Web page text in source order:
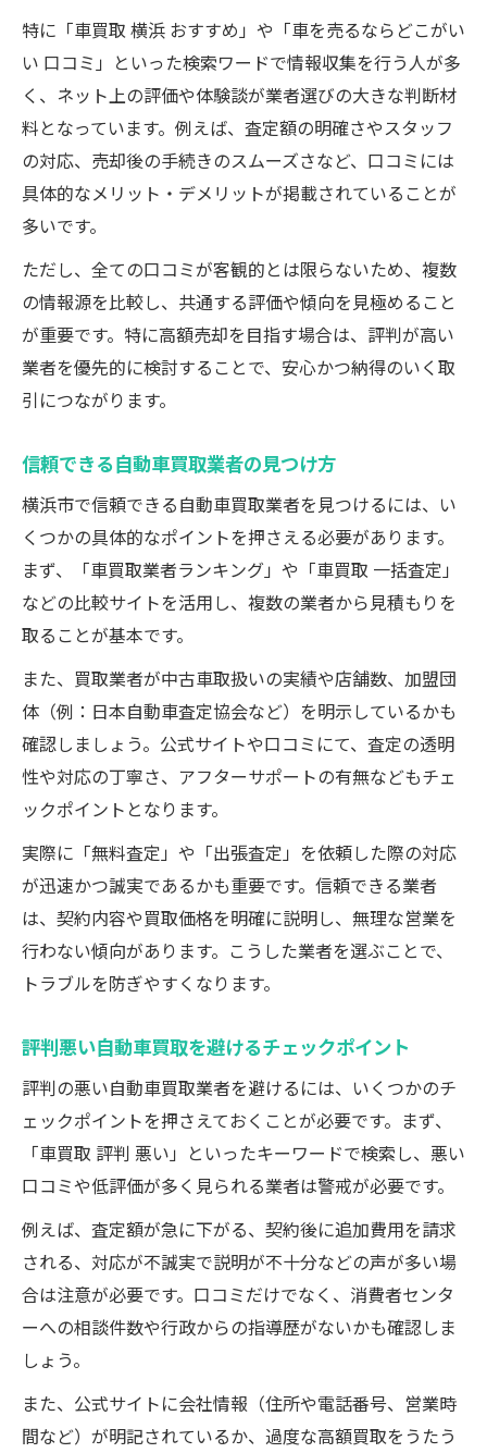
特に「車買取 横浜 おすすめ」や「車を売るならどこがい
い 口コミ」といった検索ワードで情報収集を行う人が多
く、ネット上の評価や体験談が業者選びの大きな判断材
料となっています。例えば、査定額の明確さやスタッフ
の対応、売却後の手続きのスムーズさなど、口コミには
具体的なメリット・デメリットが掲載されていることが
多いです。
ただし、全ての口コミが客観的とは限らないため、複数
の情報源を比較し、共通する評価や傾向を見極めること
が重要です。特に高額売却を目指す場合は、評判が高い
業者を優先的に検討することで、安心かつ納得のいく取
引につながります。
信頼できる自動車買取業者の見つけ方
横浜市で信頼できる自動車買取業者を見つけるには、い
くつかの具体的なポイントを押さえる必要があります。
まず、「車買取業者ランキング」や「車買取 一括査定」
などの比較サイトを活用し、複数の業者から見積もりを
取ることが基本です。
また、買取業者が中古車取扱いの実績や店舗数、加盟団
体（例：日本自動車査定協会など）を明示しているかも
確認しましょう。公式サイトや口コミにて、査定の透明
性や対応の丁寧さ、アフターサポートの有無などもチェ
ックポイントとなります。
実際に「無料査定」や「出張査定」を依頼した際の対応
が迅速かつ誠実であるかも重要です。信頼できる業者
は、契約内容や買取価格を明確に説明し、無理な営業を
行わない傾向があります。こうした業者を選ぶことで、
トラブルを防ぎやすくなります。
評判悪い自動車買取を避けるチェックポイント
評判の悪い自動車買取業者を避けるには、いくつかのチ
ェックポイントを押さえておくことが必要です。まず、
「車買取 評判 悪い」といったキーワードで検索し、悪い
口コミや低評価が多く見られる業者は警戒が必要です。
例えば、査定額が急に下がる、契約後に追加費用を請求
される、対応が不誠実で説明が不十分などの声が多い場
合は注意が必要です。口コミだけでなく、消費者センタ
ーへの相談件数や行政からの指導歴がないかも確認しま
しょう。
また、公式サイトに会社情報（住所や電話番号、営業時
間など）が明記されているか、過度な高額買取をうたう